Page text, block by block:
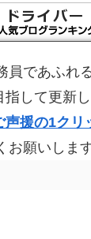
であふれ
指して更新
声援の1クリ
お願いしま